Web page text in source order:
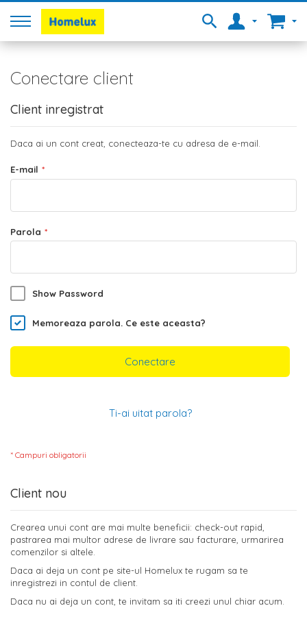
Conectare client
Client inregistrat
Daca ai un cont creat, conecteaza-te cu adresa de e-mail.
E-mail
Parola
Show Password
Memoreaza parola. Ce este aceasta?
Conectare
Ti-ai uitat parola?
Client nou
Crearea unui cont are mai multe beneficii: check-out rapid,
pastrarea mai multor adrese de livrare sau facturare, urmarirea
comenzilor si altele.
Daca ai deja un cont pe site-ul Homelux te rugam sa te
inregistrezi in contul de client.
Daca nu ai deja un cont, te invitam sa iti creezi unul chiar acum.